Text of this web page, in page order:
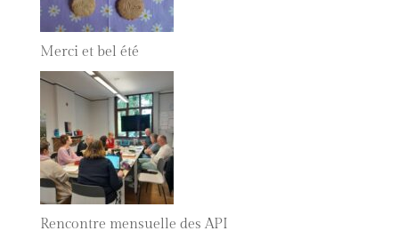
Merci et bel été
Rencontre mensuelle des API